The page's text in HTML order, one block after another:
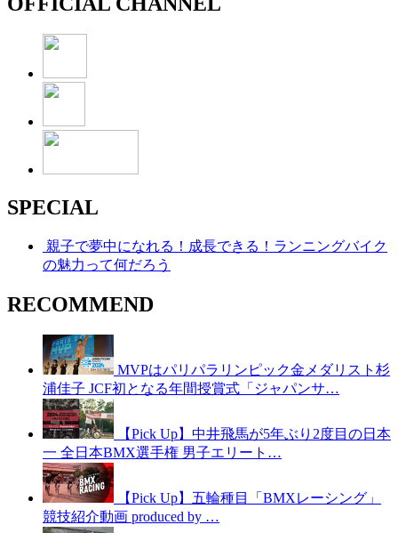
SPECIAL
親子で夢中になれる！成長できる！ランニングバイク
の魅力って何だろう
RECOMMEND
MVPはパリパラリンピック金メダリスト杉
浦佳子 JCF初となる年間授賞式「ジャパンサ…
【Pick Up】中井飛馬が5年ぶり2度目の日本
一 全日本BMX選手権 男子エリート…
【Pick Up】五輪種目「BMXレーシング」
競技紹介動画 produced by …